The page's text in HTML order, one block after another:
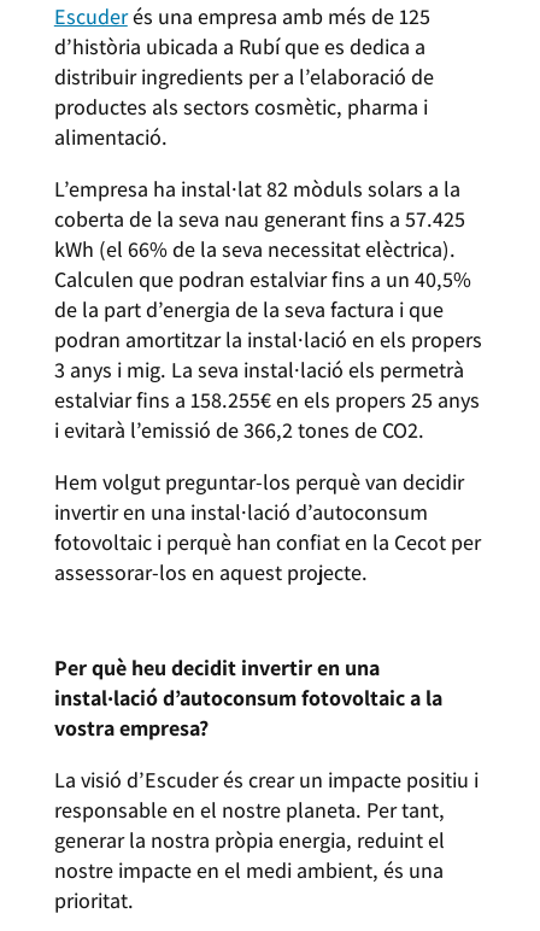
Escuderés una empresa amb més de 125
d’història ubicada a Rubí que es dedica a
distribuir ingredients per a l’elaboració de
productes als sectors cosmètic, pharma i
alimentació.
L’empresa ha instal·lat 82 mòduls solars a la
coberta de la seva nau generant fins a 57.425
kWh (el 66% de la seva necessitat elèctrica).
Calculen que podran estalviar fins a un 40,5%
de la part d’energia de la seva factura i que
podran amortitzar la instal·lació en els propers
3 anys i mig. La seva instal·lació els permetrà
estalviar fins a 158.255€ en els propers 25 anys
i evitarà l’emissió de 366,2 tones de CO2.
Hem volgut preguntar-los perquè van decidir
invertir en una instal·lació d’autoconsum
fotovoltaic i perquè han confiat en la Cecot per
assessorar-los en aquest projecte.
Per què heu decidit invertir en una
instal·lació d’autoconsum fotovoltaic a la
vostra empresa?
La visió d’Escuder és crear un impacte positiu i
responsable en el nostre planeta. Per tant,
generar la nostra pròpia energia, reduint el
nostre impacte en el medi ambient, és una
prioritat.